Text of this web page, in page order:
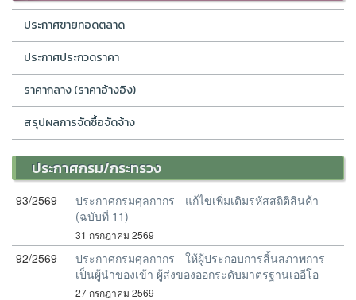
ประกาศขายทอดตลาด
ประกาศประกวดราคา
ราคากลาง (ราคาอ้างอิง)
สรุปผลการจัดซื้อจัดจ้าง
ประกาศกรม/กระทรวง
93/2569
ประกาศกรมศุลกากร - แก้ไขเพิ่มเติมรหัสสถิติสินค้า
(ฉบับที่ 11)
31 กรกฎาคม 2569
92/2569
ประกาศกรมศุลกากร - ให้ผู้ประกอบการสิ้นสภาพการ
เป็นผู้นำของเข้า ผู้ส่งของออกระดับมาตรฐานเออีโอ
27 กรกฎาคม 2569